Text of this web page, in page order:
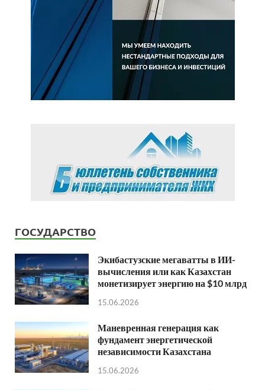
ГОСУДАРСТВО
Экибастузские мегаватты в ИИ-
вычисления или как Казахстан
монетизирует энергию на $10 млрд
15.06.2026
Маневренная генерация как
фундамент энергетической
независимости Казахстана
15.06.2026